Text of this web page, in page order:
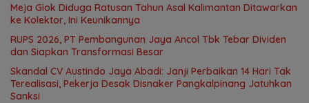
Meja Giok Diduga Ratusan Tahun Asal Kalimantan Ditawarkan
RUPS 2026, PT Pembangunan Jaya Ancol Tbk Tebar Dividen
dan Siapkan Transformasi Besar
Skandal CV Austindo Jaya Abadi: Janji Perbaikan 14 Hari Tak
Terealisasi, Pekerja Desak Disnaker Pangkalpinang Jatuhkan
Sanksi